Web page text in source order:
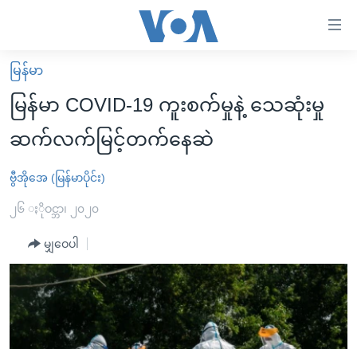
လွယ်ကူ
စေ
များ
ပင်မ
ကျော်
ကြည့်
ရန်
မူလစာမျက်နှာ
မြန်မာ
ကမ္ဘာ့သတင်းများ
နိုင်ငံတကာ
အစ္စရေး-ပါလက်စတိုင်း
ဗွီဒီယို
သတင်းလွတ်လပ်ခွင့်
အင်္ဂလိပ်စာလေ့လာမယ်
အမေရိကန်သုံးအီဒီယံ
မကြေးမုံရဲ့ အင်္ဂလိပ်စာ
ရုပ်ရှင်ထဲက အင်္ဂလိပ်စာ
အပတ်စဉ်ကဏ္ဍများ
ရေဒီယို
တီဗွီ
ရေဒီယိုနှင့်ရုပ်သံ အချက်အလက်များ
ရေဒီယို/တီဗွီအစီအစဉ်
မြန်မာ
မြန်မာ COVID-19 ကူးစက်မှုနဲ့ သေဆုံးမှု
ဆက်လက်မြင့်တက်နေဆဲ
ဗွီအိုအေ (မြန်မာပိုင်း)
၂၆ ႏိုဝင္ဘာ၊ ၂၀၂၀
မျှဝေပါ